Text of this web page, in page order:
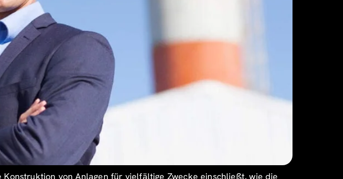
von Anlagen für vielfältige Zwecke einschließt, wie die